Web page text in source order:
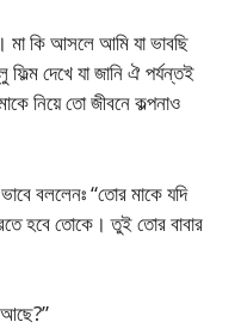
কি আসলে আমি যা ভাবছি
দেখে যা জানি ঐ পর্যন্তই
নিয়ে তো জীবনে কল্পনাও
বললেনঃ “তোর মাকে যদি
হবে তোকে। তুই তোর বাবার